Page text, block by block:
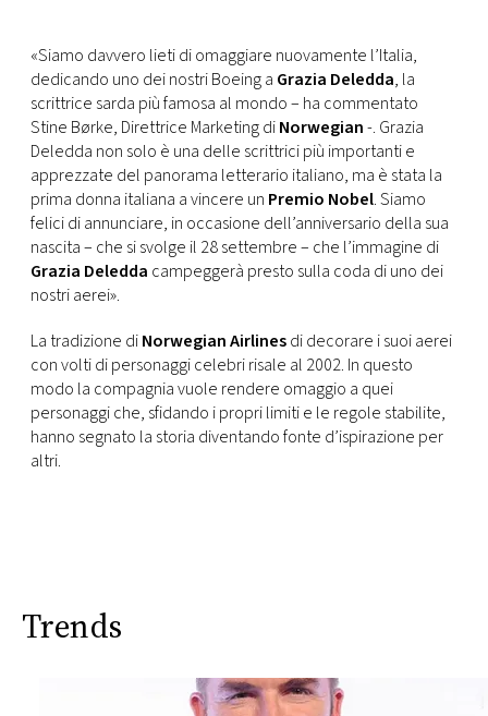
«Siamo davvero lieti di omaggiare nuovamente l’Italia,
dedicando uno dei nostri Boeing a Grazia Deledda, la
scrittrice sarda più famosa al mondo – ha commentato
Stine Børke, Direttrice Marketing diNorwegian-. Grazia
Deledda non solo è una delle scrittrici più importanti e
apprezzate del panorama letterario italiano, ma è stata la
prima donna italiana a vincere un Premio Nobel. Siamo
felici di annunciare, in occasione dell’anniversario della sua
nascita – che si svolge il 28 settembre – che l’immagine di
Grazia Deledda campeggerà presto sulla coda di uno dei
nostri aerei».
La tradizione diNorwegian Airlinesdi decorare i suoi aerei
con volti di personaggi celebri risale al 2002. In questo
modo la compagnia vuole rendere omaggio a quei
personaggi che, sfidando i propri limiti e le regole stabilite,
hanno segnato la storia diventando fonte d’ispirazione per
altri.
Trends